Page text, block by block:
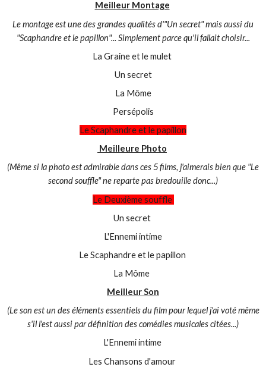
Meilleur Montage
Le montage est une des grandes qualités d'"Un secret" mais aussi du
"Scaphandre et le papillon"... Simplement parce qu'il fallait choisir...
La Graine et le mulet
Un secret
La Môme
Persépolis
Le Scaphandre et le papillon
Meilleure Photo
(Même si la photo est admirable dans ces 5 films, j'aimerais bien que "Le
second souffle" ne reparte pas bredouille donc...)
Le Deuxième souffle
Un secret
L'Ennemi intime
Le Scaphandre et le papillon
La Môme
Meilleur Son
(Le son est un des éléments essentiels du film pour lequel j'ai voté même
s'il l'est aussi par définition des comédies musicales citées...)
L'Ennemi intime
Les Chansons d'amour